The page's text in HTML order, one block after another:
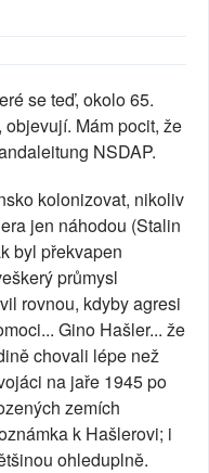
se teď, okolo 65.
Mám pocit, že
NSDAP.
kolonizovat, nikoliv
jen náhodou (Stalin
byl překvapen
průmysl
rovnou, kdyby agresi
Gino Hašler... že
chovali lépe než
na jaře 1945 po
zemích
k Hašlerovi; i
ohleduplně.